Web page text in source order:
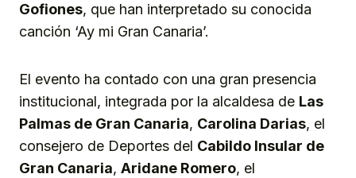
Gofiones, que han interpretado su conocida
canción ‘Ay mi Gran Canaria’.
El evento ha contado con una gran presencia
institucional, integrada por la alcaldesa de Las
Palmas de Gran Canaria, Carolina Darias, el
consejero de Deportes del Cabildo Insular de
Gran Canaria, Aridane Romero, el